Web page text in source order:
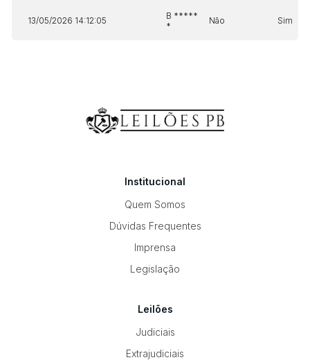
13/05/2026 14:12:05
B *****
*
Não Sim
Institucional
Quem Somos
Dúvidas Frequentes
Imprensa
Legislação
Leilões
Judiciais
Extrajudiciais